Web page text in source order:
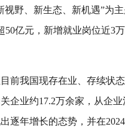
视野、新生态、新机遇”为
50亿元，新增就业岗位近3
前我国现存在业、存续状
企业约17.2万余家，从企
逐年增长的态势，并在